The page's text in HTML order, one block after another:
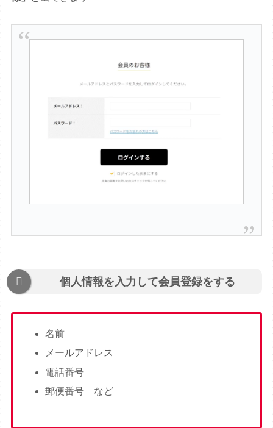
個人情報を入力して会員登録をする
名前
メールアドレス
電話番号
郵便番号 など